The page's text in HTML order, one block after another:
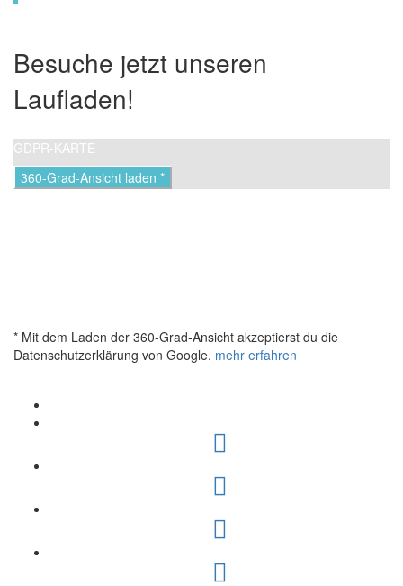
Besuche jetzt unseren
Laufladen!
GDPR-KARTE
360-Grad-Ansicht laden *
* Mit dem Laden der 360-Grad-Ansicht akzeptierst du die
Datenschutzerklärung von Google. mehr erfahren